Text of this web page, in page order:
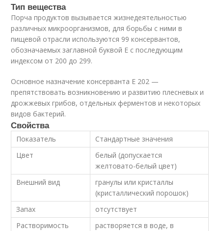
Тип вещества
Порча продуктов вызывается жизнедеятельностью
различных микроорганизмов, для борьбы с ними в
пищевой отрасли используются 99 консервантов,
обозначаемых заглавной буквой Е с последующим
индексом от 200 до 299.
Основное назначение консерванта E 202 —
препятствовать возникновению и развитию плесневых и
дрожжевых грибов, отдельных ферментов и некоторых
видов бактерий.
Свойства
Показатель
Стандартные значения
Цвет
белый (допускается
желтовато-белый цвет)
Внешний вид
гранулы или кристаллы
(кристаллический порошок)
Запах
отсутствует
Растворимость
растворяется в воде, в